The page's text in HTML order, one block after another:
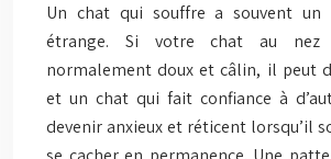
Un chat qui souffre a souvent un
étrange. Si votre chat au
normalement doux et câlin, il peut
et un chat qui fait confiance à
devenir anxieux et réticent lorsqu’il